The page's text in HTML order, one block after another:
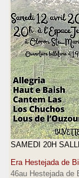
SAMEDI 20H
Era Hestejada de
46au Hestejada de